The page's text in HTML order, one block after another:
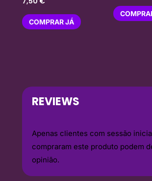
COMPRAR JÁ
REVIEWS
Apenas clientes com sessão
compraram este produto podem
opinião.